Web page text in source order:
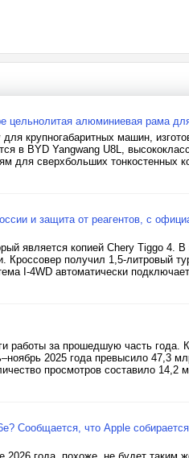
цельнолитая алюминиевая рама
крупногабаритных машин,
в BYD Yangwang U8L,
для сверхбольших тонкостенных
и защита от реагентов, с
является копией Chery Tiggo 4.
получил 1,5-литровый
I-4WD автоматически
работы за прошедшую часть года.
2025 года превысило 47,3
просмотров составило 14,2
Сообщается, что Apple